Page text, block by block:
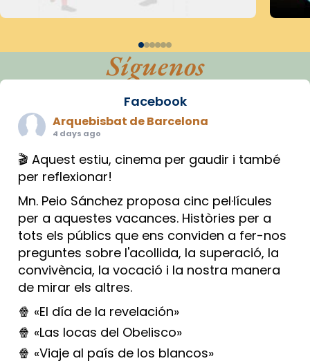
Síguenos
Facebook
Arquebisbat de Barcelona
4 days ago
🎬 Aquest estiu, cinema per gaudir i també
per reflexionar!
Mn. Peio Sánchez proposa cinc pel·lícules
per a aquestes vacances. Històries per a
tots els públics que ens conviden a fer-nos
preguntes sobre l'acollida, la superació, la
convivència, la vocació i la nostra manera
de mirar els altres.
🍿 «El día de la revelación»
🍿 «Las locas del Obelisco»
🍿 «Viaje al país de los blancos»